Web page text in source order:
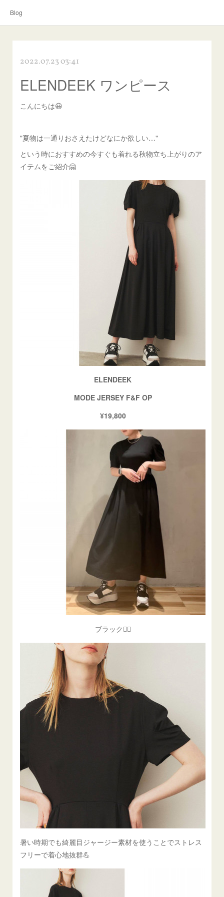
Blog
2022.07.23 03:41
ELENDEEK ワンピース
こんにちは😃
"夏物は一通りおさえたけどなにか欲しい…"
という時におすすめの今すぐも着れる秋物立ち上がりのア
イテムをご紹介🤗
ELENDEEK
MODE JERSEY F&F OP
¥19,800
ブラック🐕‍🦺
暑い時期でも綺麗目ジャージー素材を使うことでストレス
フリーで着心地抜群💪